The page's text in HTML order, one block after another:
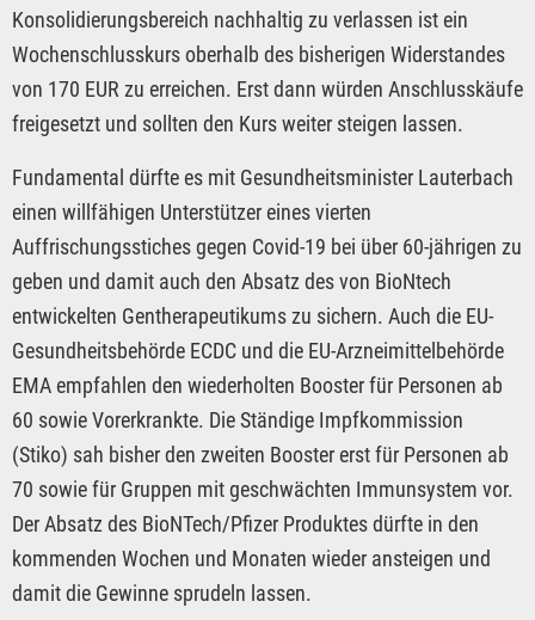
Konsolidierungsbereich nachhaltig zu verlassen ist ein
Wochenschlusskurs oberhalb des bisherigen Widerstandes
von 170 EUR zu erreichen. Erst dann würden Anschlusskäufe
freigesetzt und sollten den Kurs weiter steigen lassen.
Fundamental dürfte es mit Gesundheitsminister Lauterbach
einen willfähigen Unterstützer eines vierten
Auffrischungsstiches gegen Covid-19 bei über 60-jährigen zu
geben und damit auch den Absatz des von BioNtech
entwickelten Gentherapeutikums zu sichern. Auch die EU-
Gesundheitsbehörde ECDC und die EU-Arzneimittelbehörde
EMA empfahlen den wiederholten Booster für Personen ab
60 sowie Vorerkrankte. Die Ständige Impfkommission
(Stiko) sah bisher den zweiten Booster erst für Personen ab
70 sowie für Gruppen mit geschwächten Immunsystem vor.
Der Absatz des BioNTech/Pfizer Produktes dürfte in den
kommenden Wochen und Monaten wieder ansteigen und
damit die Gewinne sprudeln lassen.